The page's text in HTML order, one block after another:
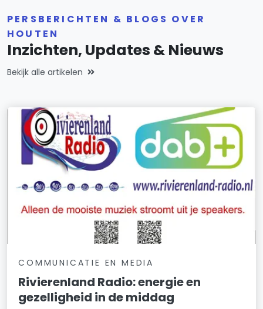
PERSBERICHTEN & BLOGS OVER
HOUTEN
Inzichten, Updates & Nieuws
Bekijk alle artikelen
COMMUNICATIE EN MEDIA
Rivierenland Radio: energie en
gezelligheid in de middag